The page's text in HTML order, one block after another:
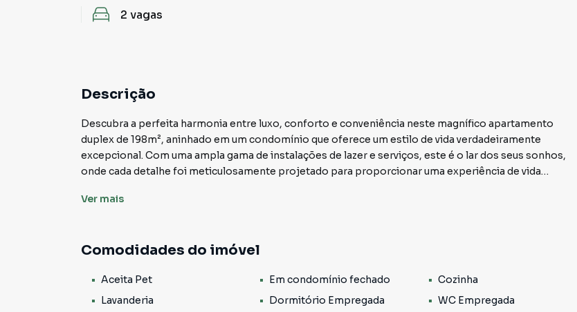
2 vagas
Descrição
Descubra a perfeita harmonia entre luxo, conforto e conveniência neste magnífico apartamento
duplex de 198m², aninhado em um condomínio que oferece um estilo de vida verdadeiramente
excepcional. Com uma ampla gama de instalações de lazer e serviços, este é o lar dos seus sonhos,
onde cada detalhe foi meticulosamente projetado para proporcionar uma experiência de vida
Ao atravessar a porta deste duplex deslumbrante, você será recebido por uma atmosfera de elegância
culinárias. Com uma área de serviço separada, você terá toda a praticidade necessária para manter sua
Os três dormitórios, incluindo uma suíte magnífica, proporcionam o máximo em conforto e
privacidade. Com três banheiros elegantemente decorados, cada detalhe foi cuidadosamente
Ver mais
Comodidades do imóvel
Aceita Pet Em condomínio fechado
Cozinha
Lavanderia
Dormitório Empregada
WC Empregada